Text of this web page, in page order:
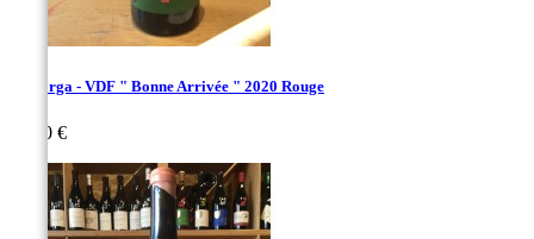
La Sorga - VDF " Bonne Arrivée " 2020 Rouge
24,00 €